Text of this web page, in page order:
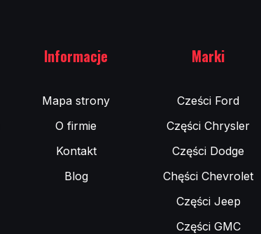
Informacje
Mapa strony
O firmie
Kontakt
Blog
Marki
Cześci Ford
Części Chrysler
Części Dodge
Chęści Chevrolet
Części Jeep
Części GMC